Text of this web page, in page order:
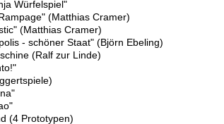
Würfelspiel"
(Matthias Cramer)
(Matthias Cramer)
- schöner Staat" (Björn Ebeling)
(Ralf zur Linde)
(4 Prototypen)